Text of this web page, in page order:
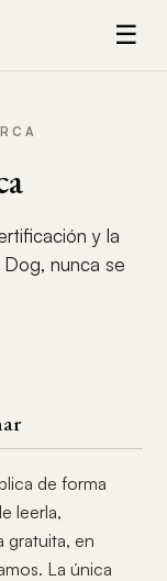
☰
y la
nunca se
de forma
leerla,
gratuita, en
La única